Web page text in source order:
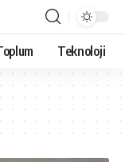
Teknoloji